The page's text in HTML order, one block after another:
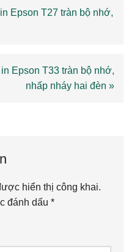
Epson T27 tràn bộ nhớ,
Epson T33 tràn bộ nhớ,
nhấp nháy hai đèn »
hiển thị công khai.
đánh dấu*